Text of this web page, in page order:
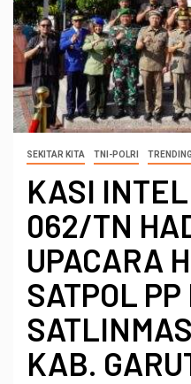
SEKITAR KITA TNI-POLRI TRENDING
KASI
062/TN
UPACARA
SATPOL PP
KAB.